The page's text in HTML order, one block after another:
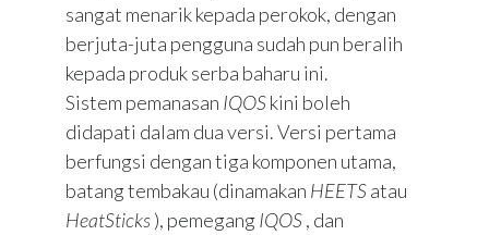
sangat menarik kepada perokok, dengan
berjuta-juta pengguna sudah pun beralih
kepada produk serba baharu ini.
Sistem pemanasan IQOSkini boleh
didapati dalam dua versi. Versi pertama
berfungsi dengan tiga komponen utama,
batang tembakau (dinamakan HEETSatau
HeatSticks), pemegang IQOS, dan